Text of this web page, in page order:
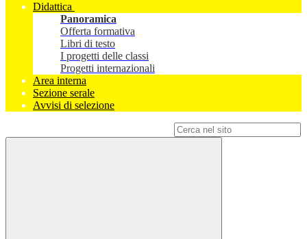
Didattica
Panoramica
Offerta formativa
Libri di testo
I progetti delle classi
Progetti internazionali
Area interna
Sezione serale
Avvisi di selezione